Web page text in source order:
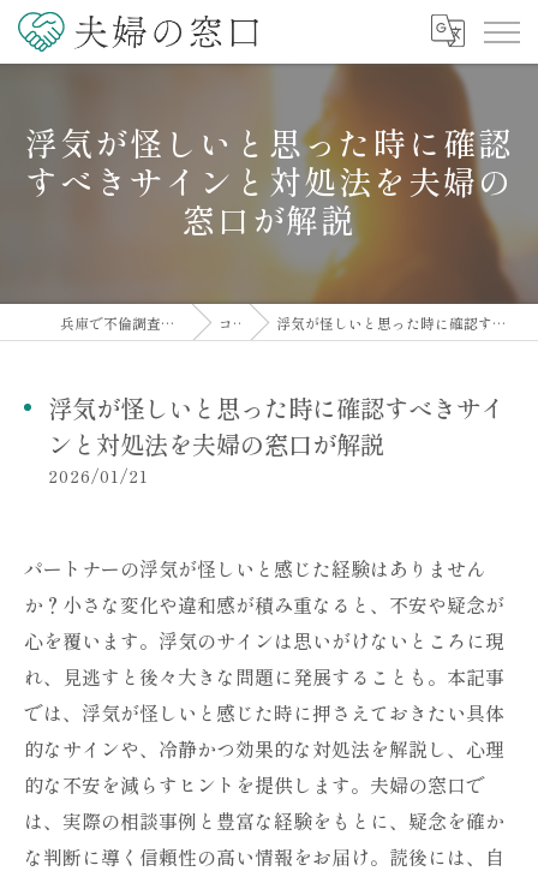
浮気が怪しいと思った時に確認
すべきサインと対処法を夫婦の
窓口が解説
兵庫で不倫調査の相談なら夫婦の窓口 コラム 浮気が怪しいと思った時に確認すべきサインと対処法を夫婦の窓口が解説
浮気が怪しいと思った時に確認すべきサイ
ンと対処法を夫婦の窓口が解説
2026/01/21
パートナーの浮気が怪しいと感じた経験はありません
か？小さな変化や違和感が積み重なると、不安や疑念が
心を覆います。浮気のサインは思いがけないところに現
れ、見逃すと後々大きな問題に発展することも。本記事
では、浮気が怪しいと感じた時に押さえておきたい具体
的なサインや、冷静かつ効果的な対処法を解説し、心理
的な不安を減らすヒントを提供します。夫婦の窓口で
は、実際の相談事例と豊富な経験をもとに、疑念を確か
な判断に導く信頼性の高い情報をお届け。読後には、自